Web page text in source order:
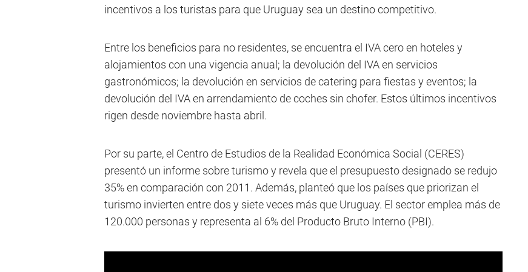
incentivos a los turistas para que Uruguay sea un destino competitivo.
Entre los beneficios para no residentes, se encuentra el IVA cero en hoteles y
alojamientos con una vigencia anual; la devolución del IVA en servicios
gastronómicos; la devolución en servicios de catering para fiestas y eventos; la
devolución del IVA en arrendamiento de coches sin chofer. Estos últimos incentivos
rigen desde noviembre hasta abril.
Por su parte, el Centro de Estudios de la Realidad Económica Social (CERES)
presentó un informe sobre turismo y revela que el presupuesto designado se redujo
35% en comparación con 2011. Además, planteó que los países que priorizan el
turismo invierten entre dos y siete veces más que Uruguay. El sector emplea más de
120.000 personas y representa al 6% del Producto Bruto Interno (PBI).